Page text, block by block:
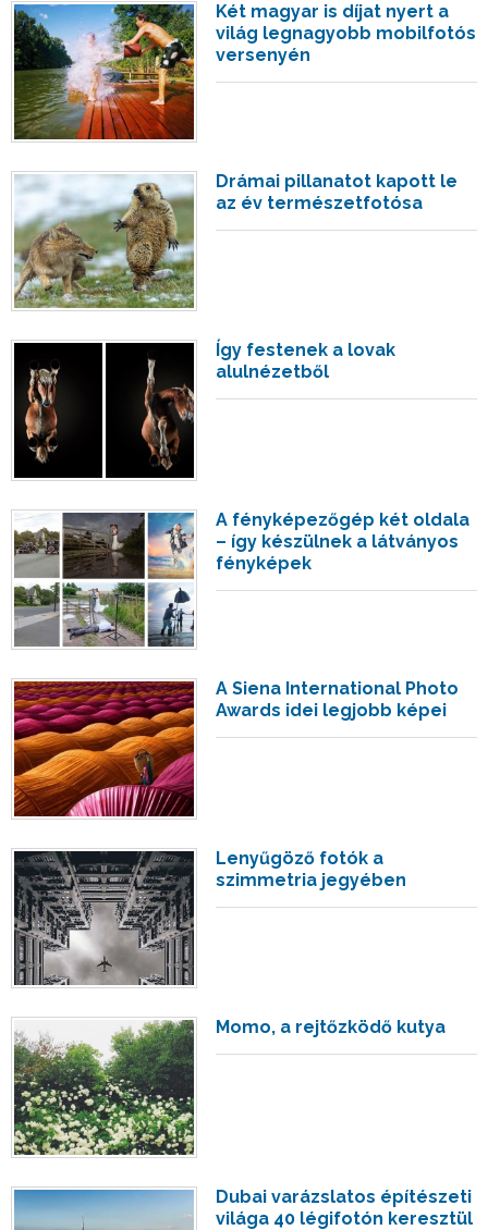
Két magyar is díjat nyert a
világ legnagyobb mobilfotós
versenyén
Drámai pillanatot kapott le
az év természetfotósa
Így festenek a lovak
alulnézetből
A fényképezőgép két oldala
– így készülnek a látványos
fényképek
A Siena International Photo
Awards idei legjobb képei
Lenyűgöző fotók a
szimmetria jegyében
Momo, a rejtőzködő kutya
Dubai varázslatos építészeti
világa 40 légifotón keresztül